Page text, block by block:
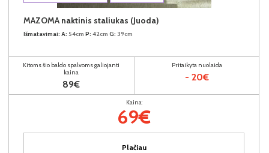
MAZOMA naktinis staliukas (Juoda)
Išmatavimai: A: 54cm P: 42cm G: 39cm
Kitoms šio baldo spalvoms galiojanti
kaina
89€
Pritaikyta nuolaida
- 20€
Kaina:
69€
Plačiau